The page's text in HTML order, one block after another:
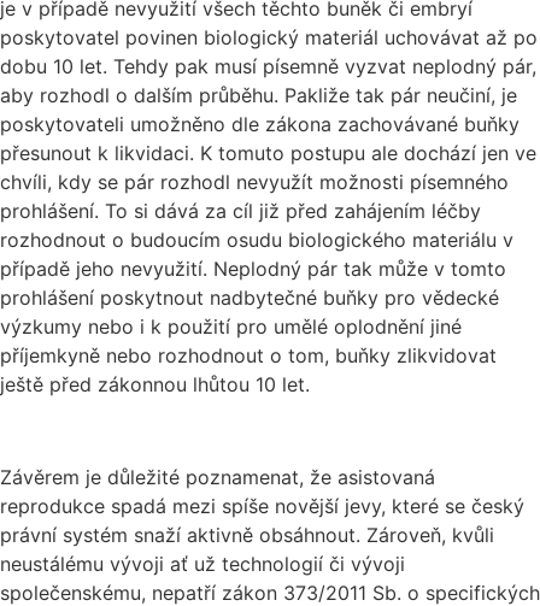
je v případě nevyužití všech těchto buněk či embryí
poskytovatel povinen biologický materiál uchovávat až po
dobu 10 let. Tehdy pak musí písemně vyzvat neplodný pár,
aby rozhodl o dalším průběhu. Pakliže tak pár neučiní, je
poskytovateli umožněno dle zákona zachovávané buňky
přesunout k likvidaci. K tomuto postupu ale dochází jen ve
chvíli, kdy se pár rozhodl nevyužít možnosti písemného
prohlášení. To si dává za cíl již před zahájením léčby
rozhodnout o budoucím osudu biologického materiálu v
případě jeho nevyužití. Neplodný pár tak může v tomto
prohlášení poskytnout nadbytečné buňky pro vědecké
výzkumy nebo i k použití pro umělé oplodnění jiné
příjemkyně nebo rozhodnout o tom, buňky zlikvidovat
ještě před zákonnou lhůtou 10 let.
Závěrem je důležité poznamenat, že asistovaná
reprodukce spadá mezi spíše novější jevy, které se český
právní systém snaží aktivně obsáhnout. Zároveň, kvůli
neustálému vývoji ať už technologií či vývoji
společenskému, nepatří zákon 373/2011 Sb. o specifických